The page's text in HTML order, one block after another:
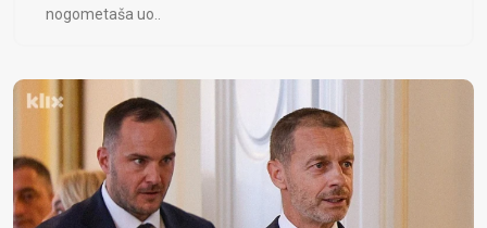
nogometaša uo..